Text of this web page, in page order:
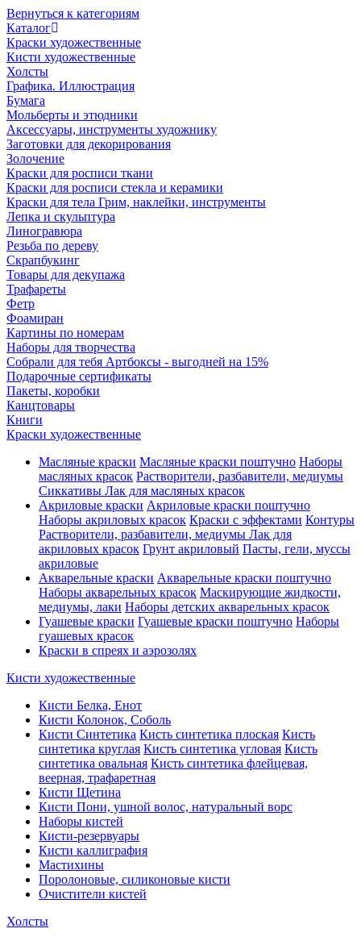
Вернуться к категориям
Каталог
Краски художественные
Кисти художественные
Холсты
Графика. Иллюстрация
Бумага
Мольберты и этюдники
Аксессуары, инструменты художнику
Заготовки для декорирования
Золочение
Краски для росписи ткани
Краски для росписи стекла и керамики
Краски для тела Грим, наклейки, инструменты
Лепка и скульптура
Линогравюра
Резьба по дереву
Скрапбукинг
Товары для декупажа
Трафареты
Фетр
Фоамиран
Картины по номерам
Наборы для творчества
Собрали для тебя Артбоксы - выгодней на 15%
Подарочные сертификаты
Пакеты, коробки
Канцтовары
Книги
Краски художественные
Масляные краски Масляные краски поштучно Наборы
масляных красок Растворители, разбавители, медиумы
Сиккативы Лак для масляных красок
Акриловые краски Акриловые краски поштучно
Наборы акриловых красок Краски с эффектами Контуры
Растворители, разбавители, медиумы Лак для
акриловых красок Грунт акриловый Пасты, гели, муссы
акриловые
Акварельные краски Акварельные краски поштучно
Наборы акварельных красок Маскирующие жидкости,
медиумы, лаки Наборы детских акварельных красок
Гуашевые краски Гуашевые краски поштучно Наборы
гуашевых красок
Краски в спреях и аэрозолях
Кисти художественные
Кисти Белка, Енот
Кисти Колонок, Соболь
Кисти Синтетика Кисть синтетика плоская Кисть
синтетика круглая Кисть синтетика угловая Кисть
синтетика овальная Кисть синтетика флейцевая,
веерная, трафаретная
Кисти Щетина
Кисти Пони, ушной волос, натуральный ворс
Наборы кистей
Кисти-резервуары
Кисти каллиграфия
Мастихины
Поролоновые, силиконовые кисти
Очистители кистей
Холсты